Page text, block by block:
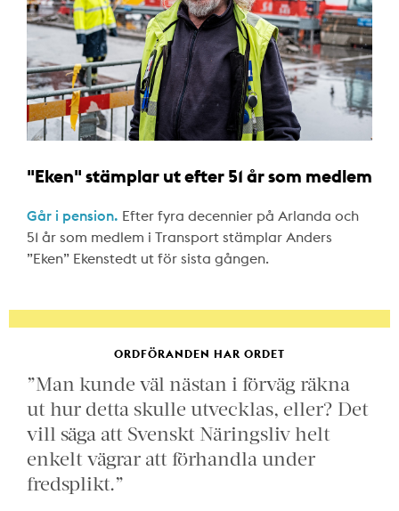
"Eken" stämplar ut efter 51 år som medlem
Går i pension. Efter fyra decennier på Arlanda och
51 år som medlem i Transport stämplar Anders
”Eken” Ekenstedt ut för sista gången.
ORDFÖRANDEN HAR ORDET
”Man kunde väl nästan i förväg räkna
ut hur detta skulle utvecklas, eller? Det
vill säga att Svenskt Näringsliv helt
enkelt vägrar att förhandla under
fredsplikt.”